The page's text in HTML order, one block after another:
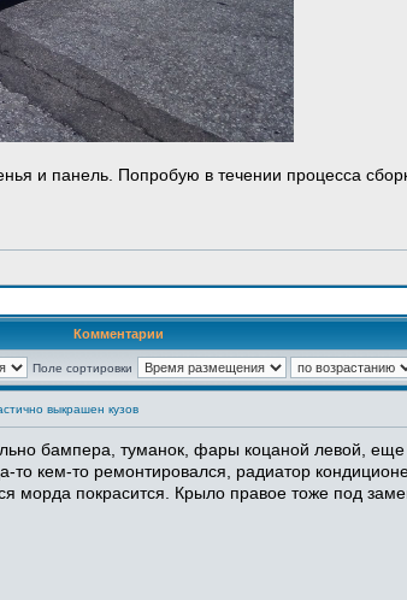
и панель. Попробую в течении процесса
Комментарии
Поле сортировки
выкрашен кузов
бампера, туманок, фары коцаной левой, еще
то кем-то ремонтировался, радиатор
морда покрасится. Крыло правое тоже под